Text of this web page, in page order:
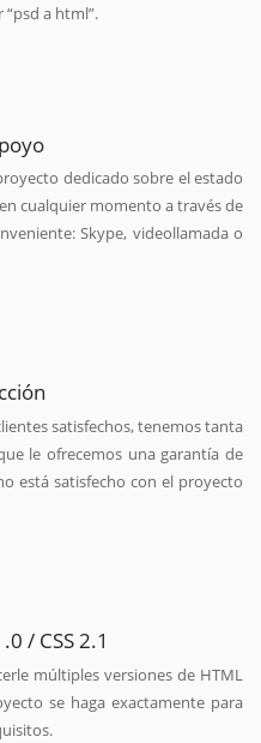
a html”.
dedicado sobre el estado
cualquier momento a través de
Skype, videollamada o
satisfechos, tenemos tanta
le ofrecemos una garantía de
está satisfecho con el proyecto
/ CSS 2.1
múltiples versiones de HTML
se haga exactamente para